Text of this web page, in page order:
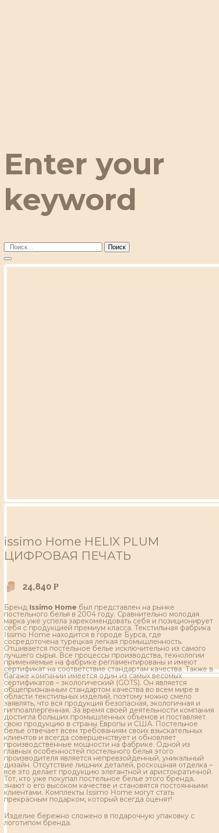
Enter your
keyword
Поиск
issimo Home HELIX PLUM
ЦИФРОВАЯ ПЕЧАТЬ
24,840 Р
Бренд Issimo Home был представлен на рынке
постельного белья в 2004 году. Сравнительно молодая
марка уже успела зарекомендовать себя и позиционирует
себя с продукцией премиум класса. Текстильная фабрика
Issimo Home находится в городе Бурса, где
сосредоточена турецкая легкая промышленность.
Отшивается постельное белье исключительно из самого
лучшего сырья. Все процессы производства, технологии
применяемые на фабрике регламентированы и имеют
сертификат на соответствие стандартам качества. Также в
багаже компании имеется один из самых весомых
сертификатов – экологический (GOTS). Он является
общепризнанным стандартом качества во всем мире в
области текстильных изделий, поэтому можно смело
заявлять, что вся продукция безопасная, экологичная и
гиппоаллергенная. За время своей деятельности компания
достигла больших промышленных объемов и поставляет
свою продукцию в страны Европы и США. Постельное
белье отвечает всем требованиям своих взыскательных
клиентов и всегда совершенствует и обновляет
производственные мощности на фабрике. Одной из
главных особенностей постельного белья этого
производителя является непревзойденный, уникальный
дизайн. Отсутствие лишних деталей, роскошная отделка –
все это делает продукцию элегантной и аристократичной.
Тот, кто уже покупал постельное белье этого бренда,
знают о его высоком качестве и становятся постоянными
клиентами. Комплекты Issimo Home могут стать
прекрасным подарком, который всегда оценят!
Изделие бережно сложено в подарочную упаковку с
логотипом бренда.